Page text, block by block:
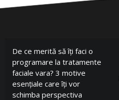
De ce merită să îți faci o
programare la tratamente
faciale vara? 3 motive
esențiale care îți vor
schimba perspectiva